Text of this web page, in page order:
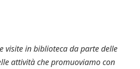
visite in biblioteca da parte delle
attività che promuoviamo con